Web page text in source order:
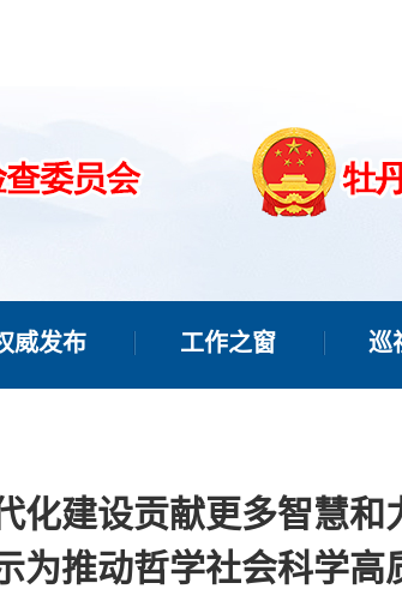
威发布 工作之窗 巡
化建设贡献更多智慧和
推动哲学社会科学高